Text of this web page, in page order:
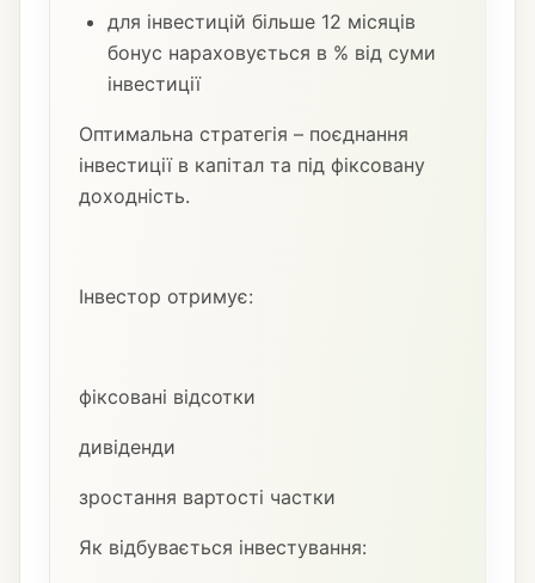
для інвестицій більше 12 місяців
бонус нараховується в % від суми
інвестиції
Оптимальна стратегія – поєднання
інвестиції в капітал та під фіксовану
доходність.
Інвестор отримує:
фіксовані відсотки
дивіденди
зростання вартості частки
Як відбувається інвестування: